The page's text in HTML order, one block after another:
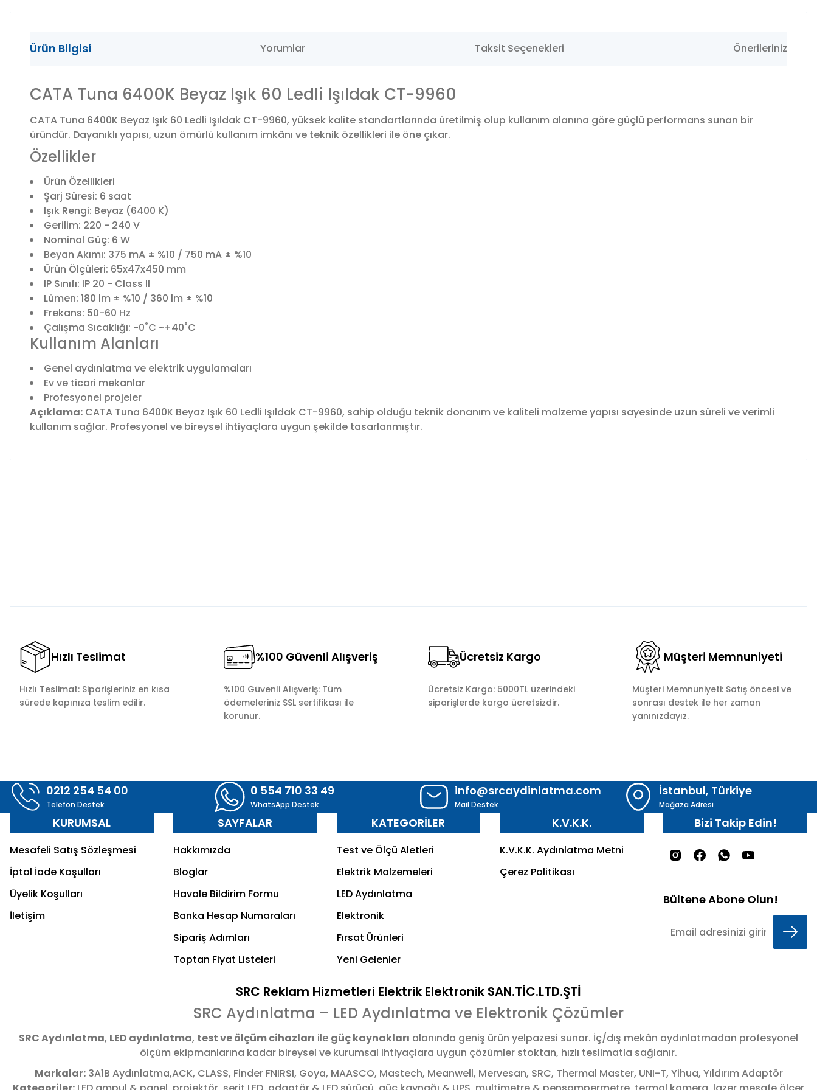
Ürün Bilgisi Yorumlar Taksit Seçenekleri Önerileriniz
CATA Tuna 6400K Beyaz Işık 60 Ledli Işıldak CT-9960
CATA Tuna 6400K Beyaz Işık 60 Ledli Işıldak CT-9960, yüksek kalite standartlarında üretilmiş olup kullanım alanına göre güçlü performans sunan bir
üründür. Dayanıklı yapısı, uzun ömürlü kullanım imkânı ve teknik özellikleri ile öne çıkar.
Özellikler
Ürün Özellikleri
Şarj Süresi: 6 saat
Işık Rengi: Beyaz (6400 K)
Gerilim: 220 - 240 V
Nominal Güç: 6 W
Beyan Akımı: 375 mA ± %10 / 750 mA ± %10
Ürün Ölçüleri: 65x47x450 mm
IP Sınıfı: IP 20 - Class II
Lümen: 180 lm ± %10 / 360 lm ± %10
Frekans: 50-60 Hz
Çalışma Sıcaklığı: -0˚C ~+40˚C
Kullanım Alanları
Genel aydınlatma ve elektrik uygulamaları
Ev ve ticari mekanlar
Profesyonel projeler
Açıklama: CATA Tuna 6400K Beyaz Işık 60 Ledli Işıldak CT-9960, sahip olduğu teknik donanım ve kaliteli malzeme yapısı sayesinde uzun süreli ve verimli
kullanım sağlar. Profesyonel ve bireysel ihtiyaçlara uygun şekilde tasarlanmıştır.
Hızlı Teslimat
Hızlı Teslimat: Siparişleriniz en kısa
sürede kapınıza teslim edilir.
%100 Güvenli Alışveriş
%100 Güvenli Alışveriş: Tüm
ödemeleriniz SSL sertifikası ile
korunur.
Ücretsiz Kargo
Ücretsiz Kargo: 5000TL üzerindeki
siparişlerde kargo ücretsizdir.
Müşteri Memnuniyeti
Müşteri Memnuniyeti: Satış öncesi ve
sonrası destek ile her zaman
yanınızdayız.
0212 254 54 00
Telefon Destek
0 554 710 33 49
WhatsApp Destek
info@srcaydinlatma.com
Mail Destek
İstanbul, Türkiye
Mağaza Adresi
KURUMSAL
Mesafeli Satış Sözleşmesi
İptal İade Koşulları
Üyelik Koşulları
İletişim
SAYFALAR
Hakkımızda
Bloglar
Havale Bildirim Formu
Banka Hesap Numaraları
Sipariş Adımları
Toptan Fiyat Listeleri
KATEGORİLER
Test ve Ölçü Aletleri
Elektrik Malzemeleri
LED Aydınlatma
Elektronik
Fırsat Ürünleri
Yeni Gelenler
K.V.K.K.
K.V.K.K. Aydınlatma Metni
Çerez Politikası
Bizi Takip Edin!
Bültene Abone Olun!
SRC Reklam Hizmetleri Elektrik Elektronik SAN.TİC.LTD.ŞTİ
SRC Aydınlatma – LED Aydınlatma ve Elektronik Çözümler
SRC Aydınlatma, LED aydınlatma, test ve ölçüm cihazları ile güç kaynakları alanında geniş ürün yelpazesi sunar. İç/dış mekân aydınlatmadan profesyonel
ölçüm ekipmanlarına kadar bireysel ve kurumsal ihtiyaçlara uygun çözümler stoktan, hızlı teslimatla sağlanır.
Markalar:3A1B Aydınlatma,ACK, CLASS, Finder FNIRSI, Goya, MAASCO, Mastech, Meanwell, Mervesan, SRC, Thermal Master, UNI-T, Yihua, Yıldırım Adaptör